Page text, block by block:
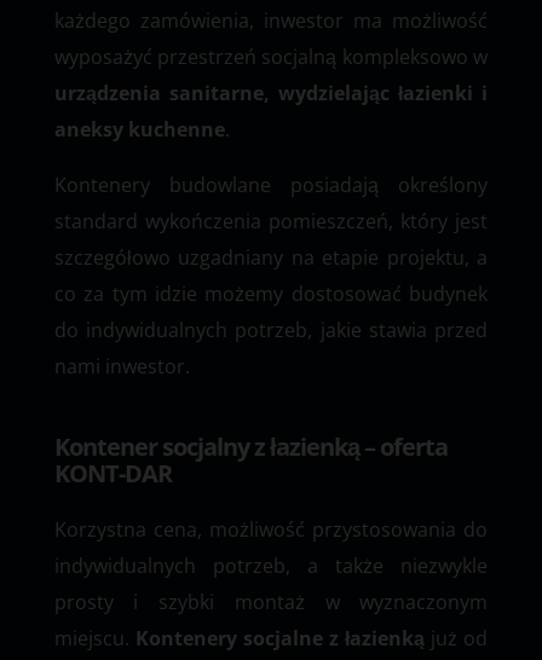
każdego zamówienia, inwestor ma możliwość
wyposażyć przestrzeń socjalną kompleksowo w
urządzenia sanitarne, wydzielając łazienki i
aneksy kuchenne.
Kontenery budowlane posiadają określony
standard wykończenia pomieszczeń, który jest
szczegółowo uzgadniany na etapie projektu, a
co za tym idzie możemy dostosować budynek
do indywidualnych potrzeb, jakie stawia przed
nami inwestor.
Kontener socjalny z łazienką – oferta
KONT-DAR
Korzystna cena, możliwość przystosowania do
indywidualnych potrzeb, a także niezwykle
prosty i szybki montaż w wyznaczonym
miejscu. Kontenery socjalne z łazienką już od